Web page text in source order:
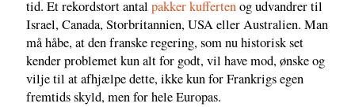
tid. Et rekordstort antal pakker kuffertenog udvandrer til
Israel, Canada, Storbritannien, USA eller Australien. Man
må håbe, at den franske regering, som nu historisk set
kender problemet kun alt for godt, vil have mod, ønske og
vilje til at afhjælpe dette, ikke kun for Frankrigs egen
fremtids skyld, men for hele Europas.